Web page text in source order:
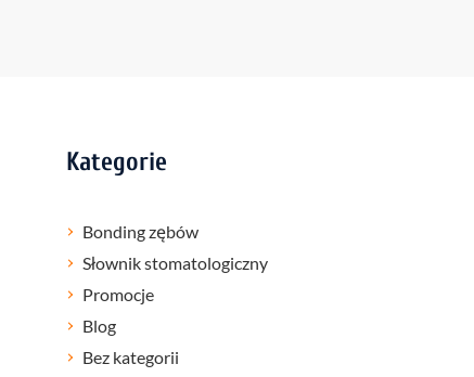
Kategorie
Bonding zębów
Słownik stomatologiczny
Promocje
Blog
Bez kategorii